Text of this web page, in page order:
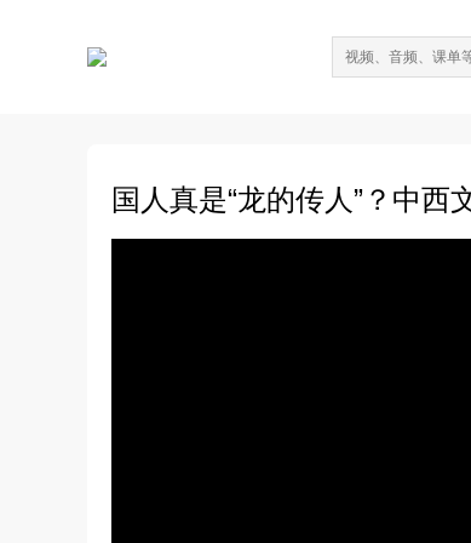
国人真是“龙的传人”？中西